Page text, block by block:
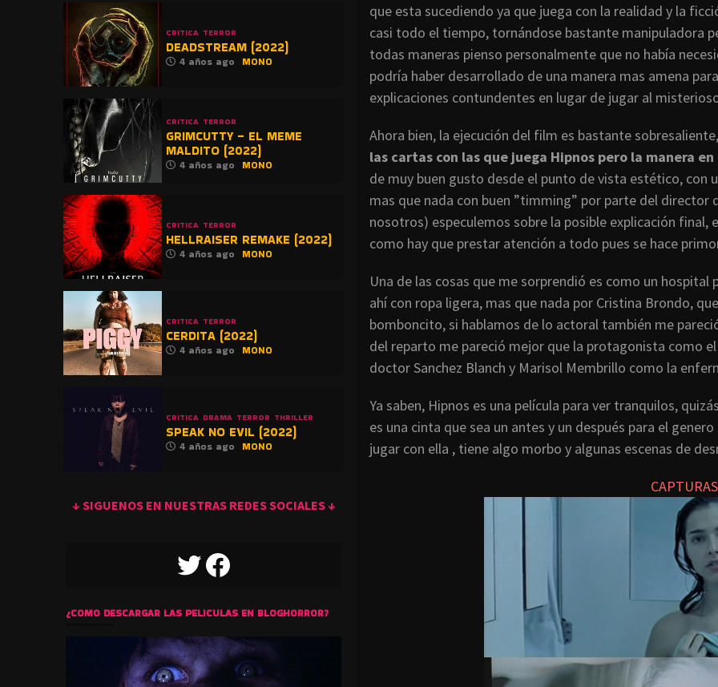
que esta sucediendo ya que juega con la realidad y la
casi todo el tiempo, tornándose bastante manipuladora
todas maneras pienso personalmente que no había
podría haber desarrollado de una manera mas amena
explicaciones contundentes en lugar de jugar al
Ahora bien, la ejecución del film es bastante
las cartas con las que juega Hipnos pero la manera
de muy buen gusto desde el punto de vista estético, con
mas que nada con buen ”timming” por parte del director
nosotros) especulemos sobre la posible explicación
como hay que prestar atención a todo pues se hace
Una de las cosas que me sorprendió es como un
ahí con ropa ligera, mas que nada por Cristina Brondo,
bomboncito, si hablamos de lo actoral también me
del reparto me pareció mejor que la protagonista como
doctor Sanchez Blanch y Marisol Membrillo como la
Ya saben, Hipnos es una película para ver tranquilos,
es una cinta que sea un antes y un después para el
jugar con ella , tiene algo morbo y algunas escenas de
CAPTURAS
CRITICA TERROR
DEADSTREAM (2022)
4 años ago MONO
CRITICA TERROR
GRIMCUTTY – EL MEME
MALDITO (2022)
4 años ago MONO
CRITICA TERROR
HELLRAISER REMAKE (2022)
4 años ago MONO
CRITICA TERROR
CERDITA (2022)
4 años ago MONO
CRITICA DRAMA TERROR THRILLER
SPEAK NO EVIL (2022)
4 años ago MONO
↓ SIGUENOS EN NUESTRAS REDES SOCIALES ↓
TWITTERFACEBOOK
¿COMO DESCARGAR LAS PELICULAS EN BLOGHORROR?